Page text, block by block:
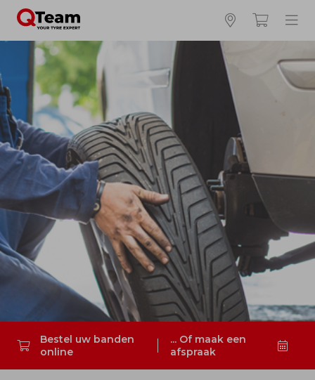
Bestel uw banden
online
... Of maak een
afspraak
Kies en bestel uw banden online
Waar vind ik mijn bandenmaat?
Zomerbanden
4 seizoenen
Winterbanden
Breedte *
Hoogte *
Inch *